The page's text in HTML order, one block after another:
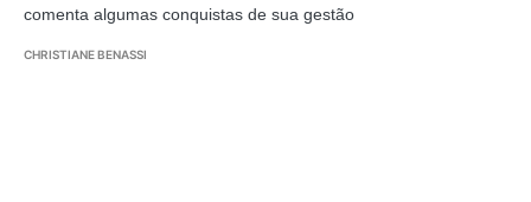
comenta algumas conquistas de sua gestão
CHRISTIANE BENASSI